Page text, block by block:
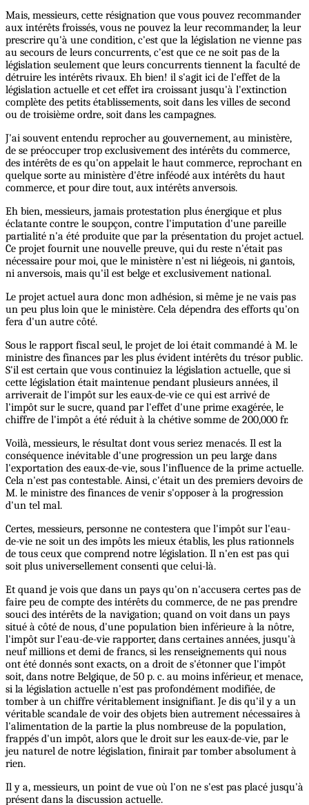
Mais, messieurs, cette résignation que vous pouvez recommander
aux intérêts froissés, vous ne pouvez la leur recommander, la leur
prescrire qu'à une condition, c'est que la législation ne vienne pas
au secours de leurs concurrents, c'est que ce ne soit pas de la
législation seulement que leurs concurrents tiennent la faculté de
détruire les intérêts rivaux. Eh bien! il s'agit ici de l'effet de la
législation actuelle et cet effet ira croissant jusqu'à l'extinction
complète des petits établissements, soit dans les villes de second
ou de troisième ordre, soit dans les campagnes.
J'ai souvent entendu reprocher au gouvernement, au ministère,
de se préoccuper trop exclusivement des intérêts du commerce,
des intérêts de es qu'on appelait le haut commerce, reprochant en
quelque sorte au ministère d'être inféodé aux intérêts du haut
commerce, et pour dire tout, aux intérêts anversois.
Eh bien, messieurs, jamais protestation plus énergique et plus
éclatante contre le soupçon, contre l'imputation d'une pareille
partialité n'a été produite que par la présentation du projet actuel.
Ce projet fournit une nouvelle preuve, qui du reste n'était pas
nécessaire pour moi, que le ministère n'est ni liégeois, ni gantois,
ni anversois, mais qu'il est belge et exclusivement national.
Le projet actuel aura donc mon adhésion, si même je ne vais pas
un peu plus loin que le ministère. Cela dépendra des efforts qu'on
fera d'un autre côté.
Sous le rapport fiscal seul, le projet de loi était commandé à M. le
ministre des finances par les plus évident intérêts du trésor public.
S'il est certain que vous continuiez la législation actuelle, que si
cette législation était maintenue pendant plusieurs années, il
arriverait de l'impôt sur les eaux-de-vie ce qui est arrivé de
l'impôt sur le sucre, quand par l'effet d'une prime exagérée, le
chiffre de l'impôt a été réduit à la chétive somme de 200,000 fr.
Voilà, messieurs, le résultat dont vous seriez menacés. Il est la
conséquence inévitable d'une progression un peu large dans
l'exportation des eaux-de-vie, sous l'influence de la prime actuelle.
Cela n'est pas contestable. Ainsi, c'était un des premiers devoirs de
M. le ministre des finances de venir s'opposer à la progression
d'un tel mal.
Certes, messieurs, personne ne contestera que l'impôt sur l'eau-
de-vie ne soit un des impôts les mieux établis, les plus rationnels
de tous ceux que comprend notre législation. Il n'en est pas qui
soit plus universellement consenti que celui-là.
Et quand je vois que dans un pays qu'on n'accusera certes pas de
faire peu de compte des intérêts du commerce, de ne pas prendre
souci des intérêts de la navigation; quand on voit dans un pays
situé à côté de nous, d'une population bien inférieure à la nôtre,
l'impôt sur l'eau-de-vie rapporter, dans certaines années, jusqu'à
neuf millions et demi de francs, si les renseignements qui nous
ont été donnés sont exacts, on a droit de s'étonner que l'impôt
soit, dans notre Belgique, de 50 p. c. au moins inférieur, et menace,
si la législation actuelle n'est pas profondément modifiée, de
tomber à un chiffre véritablement insignifiant. Je dis qu'il y a un
véritable scandale de voir des objets bien autrement nécessaires à
l'alimentation de la partie la plus nombreuse de la population,
frappés d'un impôt, alors que le droit sur les eaux-de-vie, par le
jeu naturel de notre législation, finirait par tomber absolument à
rien.
Il y a, messieurs, un point de vue où l'on ne s'est pas placé jusqu'à
présent dans la discussion actuelle.